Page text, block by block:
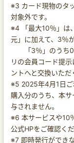
※3 カード現物のタ
対象外です。
※4 「最大10％」は
元」に加えて、3％
「3％」のうち
リの会員コード提
ントへと交換いただ
※5 2025年4月1日ご
購入分のうち、本
与されません。
※6 本サービスや10
公式HPをご確認くだ
※7 即時発行ができ